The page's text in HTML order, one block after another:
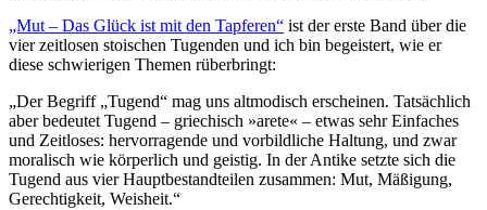
„Mut – Das Glück ist mit den Tapferen“ ist der erste Band über die
vier zeitlosen stoischen Tugenden und ich bin begeistert, wie er
diese schwierigen Themen rüberbringt:
„Der Begriff „Tugend“ mag uns altmodisch erscheinen. Tatsächlich
aber bedeutet Tugend – griechisch »arete« – etwas sehr Einfaches
und Zeitloses: hervorragende und vorbildliche Haltung, und zwar
moralisch wie körperlich und geistig. In der Antike setzte sich die
Tugend aus vier Hauptbestandteilen zusammen: Mut, Mäßigung,
Gerechtigkeit, Weisheit.“